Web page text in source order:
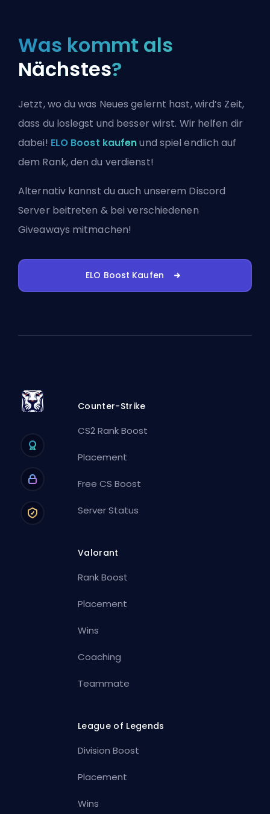
Was kommt als
Nächstes?
Jetzt, wo du was Neues gelernt hast, wird’s Zeit,
dass du loslegst und besser wirst. Wir helfen dir
dabei! ELO Boost kaufenund spiel endlich auf
dem Rank, den du verdienst!
Alternativ kannst du auch unserem Discord
Server beitreten & bei verschiedenen
Giveaways mitmachen!
ELO Boost Kaufen
Counter-Strike
CS2 Rank Boost
Placement
Free CS Boost
Server Status
Valorant
Rank Boost
Placement
Wins
Coaching
Teammate
League of Legends
Division Boost
Placement
Wins